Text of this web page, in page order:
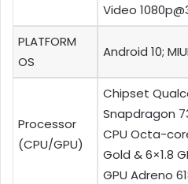
Video
PLATFORM
OS
Android 10; MIUI
Processor
(CPU/GPU)
Chipset
Snapdragon
CPU Octa-
Gold & 6×1.8
GPU Adreno